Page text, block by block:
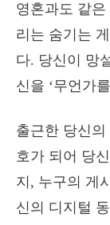
영혼과도 같
리는 숨기는
다. 당신이 망
신을 ‘무언가
출근한 당신의
호가 되어 당
지, 누구의 게
신의 디지털